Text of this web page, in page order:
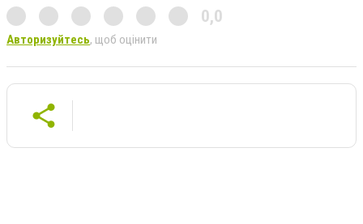
0,0
Авторизуйтесь, щоб оцінити